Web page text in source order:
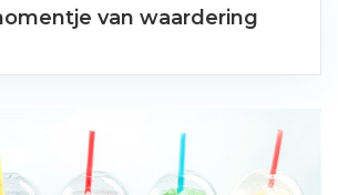
van waardering